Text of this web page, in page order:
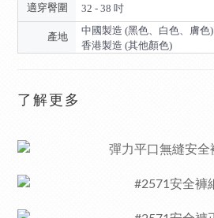
適穿臀圍 32 - 38 吋
產地
中國製造 (黑色、白色、膚色)
香港製造 (其他顏色)
了解更多